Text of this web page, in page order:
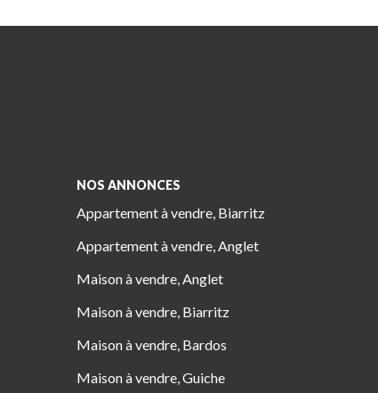
NOS ANNONCES
Appartement à vendre, Biarritz
Appartement à vendre, Anglet
Maison à vendre, Anglet
Maison à vendre, Biarritz
Maison à vendre, Bardos
Maison à vendre, Guiche